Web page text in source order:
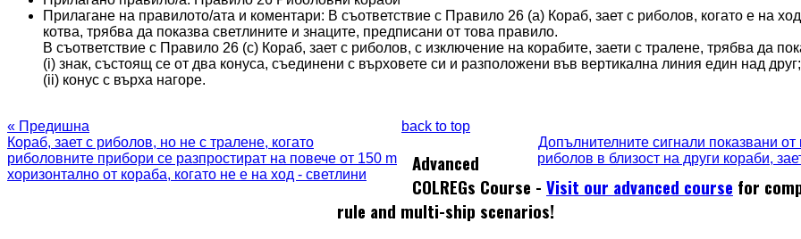
Прилагане на правилото/ата и коментари: В съответствие с Правило 26 (a) Кораб, зает с риболов, когато е на
котва, трябва да показва светлините и знаците, предписани от това правило.
В съответствие с Правило 26 (c) Кораб, зает с риболов, с изключение на корабите, заети с тралене, трябва да
(i) знак, състоящ се от два конуса, съединени с върховете си и разположени във вертикална линия един над друг;
(ii) конус с върха нагоре.
« Предишна
Кораб, зает с риболов, но не с тралене, когато
риболовните прибори се разпростират на повече от 150 m
хоризонтално от кораба, когато не е на ход - светлини
Допълнителните сигнали показвани от
риболов в близост на други кораби,
back to top
Advanced
COLREGs Course - Visit our advanced course for
rule and multi-ship scenarios!